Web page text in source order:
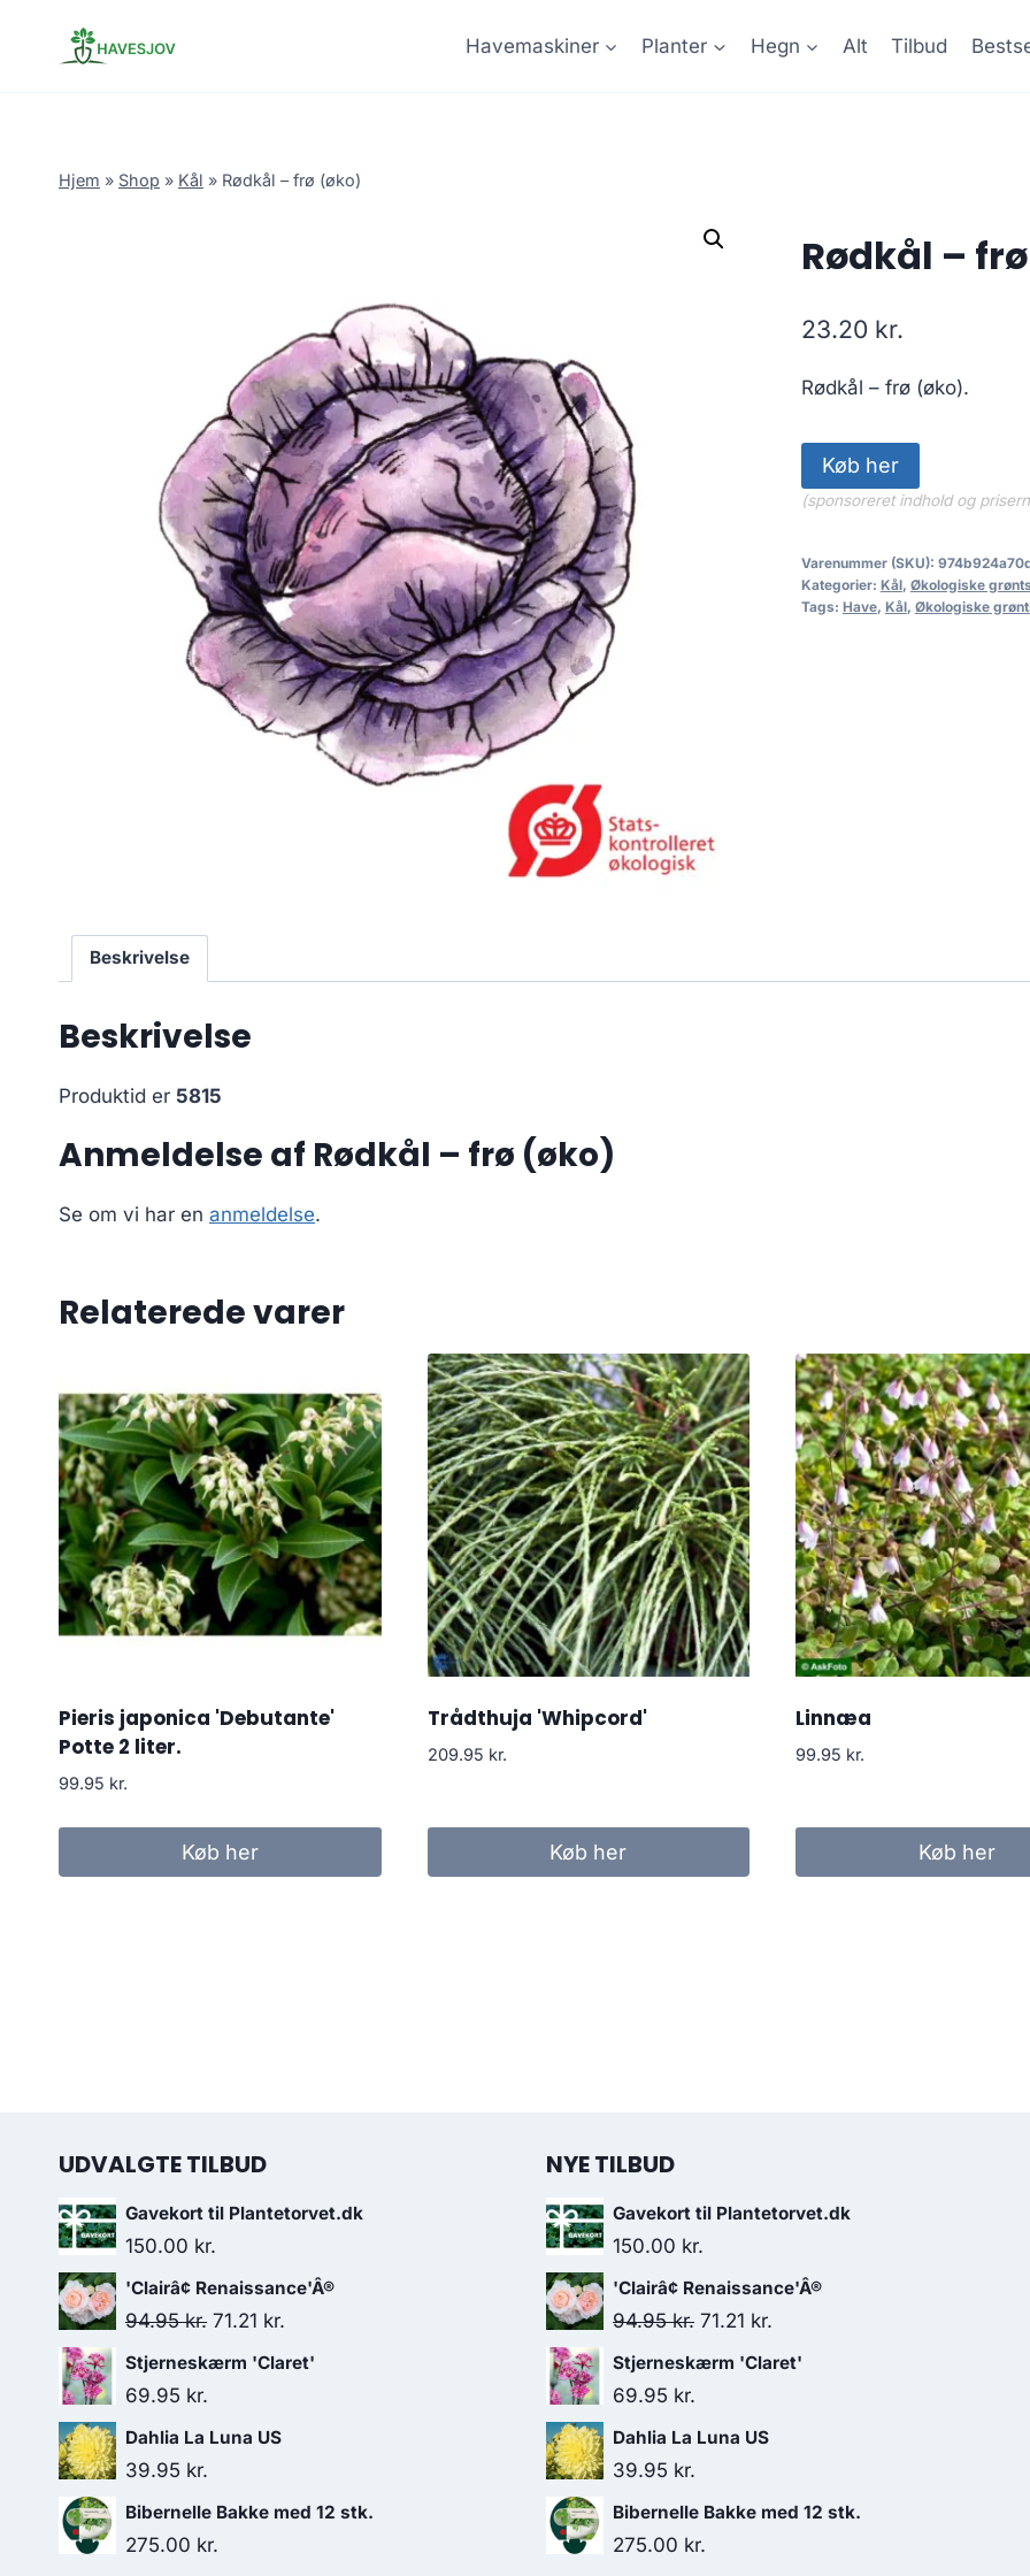
Havemaskiner Planter Hegn Alt Tilbud
Hjem » Shop » Kål » Rødkål – frø (øko)
Rødkål –
23.20 kr.
Rødkål – frø (øko).
Køb her
(sponsoreret indhold og
Varenummer (SKU):
Kategorier: Kål, Økologiske
Tags: Have, Kål, Økologiske
Beskrivelse
Beskrivelse
Produktid er 5815
Anmeldelse af Rødkål – frø (øko)
Se om vi har en anmeldelse.
Relaterede varer
Pieris japonica 'Debutante'
Potte 2 liter.
99.95 kr.
Køb her
Trådthuja 'Whipcord'
209.95 kr.
Køb her
Linnæa
99.95 kr.
Køb her
UDVALGTE TILBUD
Gavekort til Plantetorvet.dk
150.00 kr.
'Clairâ¢ Renaissance'Â®
94.95kr. Den
oprindelige
71.21 kr.
aktuelle
Stjerneskærm 'Claret'
69.95 kr.
Dahlia La Luna US
39.95 kr.
Bibernelle Bakke med 12 stk.
275.00 kr.
NYE TILBUD
Gavekort til Plantetorvet.dk
150.00 kr.
'Clairâ¢ Renaissance'Â®
94.95kr. Den
oprindelige
71.21 kr.
aktuelle
Stjerneskærm 'Claret'
69.95 kr.
Dahlia La Luna US
39.95 kr.
Bibernelle Bakke med 12 stk.
275.00 kr.